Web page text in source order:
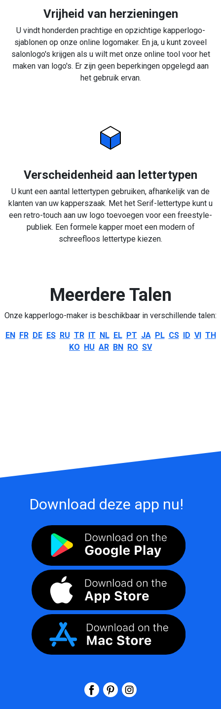
Vrijheid van herzieningen
U vindt honderden prachtige en opzichtige kapperlogo-
sjablonen op onze online logomaker. En ja, u kunt zoveel
salonlogo's krijgen als u wilt met onze online tool voor het
maken van logo's. Er zijn geen beperkingen opgelegd aan
het gebruik ervan.
Verscheidenheid aan lettertypen
U kunt een aantal lettertypen gebruiken, afhankelijk van de
klanten van uw kapperszaak. Met het Serif-lettertype kunt u
een retro-touch aan uw logo toevoegen voor een freestyle-
publiek. Een formele kapper moet een modern of
schreefloos lettertype kiezen.
Meerdere Talen
Onze kapperlogo-maker is beschikbaar in verschillende talen:
EN FR DE ES RU TR IT NL EL PT JA PL CS ID VI TH
KO HU AR BN RO SV
Download deze app nu!